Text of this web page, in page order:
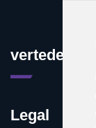
Legal